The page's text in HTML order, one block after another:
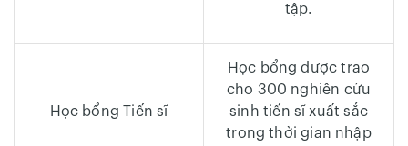
tập.
Học bổng Tiến sĩ
Học bổng được trao
cho 300 nghiên cứu
sinh tiến sĩ xuất sắc
trong thời gian nhập